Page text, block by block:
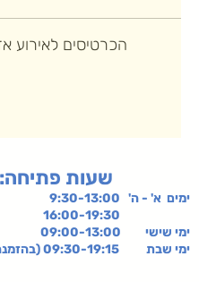
הכרטיסים לאירוע
:שעות פתיחה
ימים א' - ה' 9:30-13:00
ימי שישי 09:00-13:00
ימי שבת 09:30-19:15 (בהזמנה מראש)